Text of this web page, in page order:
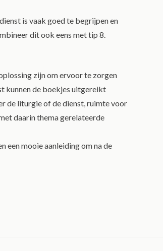
is vaak goed te begrijpen en
dit ook eens met tip 8.
zijn om ervoor te zorgen
kunnen de boekjes uitgereikt
de liturgie of de dienst, ruimte voor
daarin thema gerelateerde
een mooie aanleiding om na de